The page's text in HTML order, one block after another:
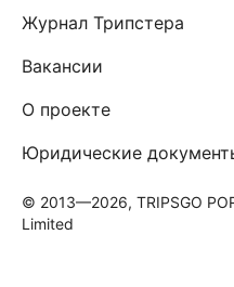
Журнал Трипстера
Вакансии
О проекте
Юридические
© 2013—2026, TRIPSGO
Limited